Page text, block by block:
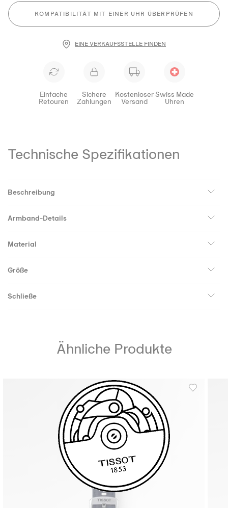
KOMPATIBILITÄT MIT EINER UHR ÜBERPRÜFEN
EINE VERKAUFSSTELLE FINDEN
Einfache
Retouren
Sichere
Zahlungen
Kostenloser
Versand
Swiss Made
Uhren
Technische Spezifikationen
Beschreibung
Armband-Details
Material
Größe
Schließe
Ähnliche Produkte